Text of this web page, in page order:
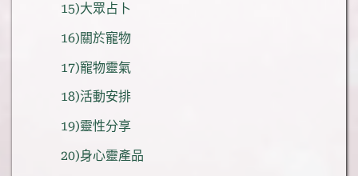
15)大眾占卜
16)關於寵物
17)寵物靈氣
18)活動安排
19)靈性分享
20)身心靈產品